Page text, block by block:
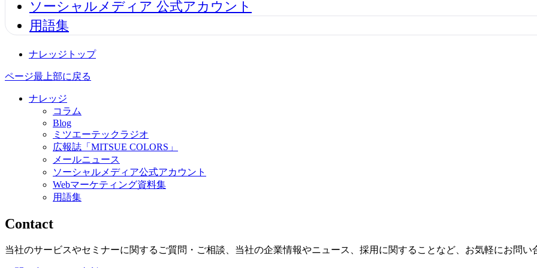
ソーシャルメディア 公式アカウント
用語集
ナレッジトップ
ページ最上部に戻る
ナレッジ
コラム
Blog
ミツエーテックラジオ
広報誌「MITSUE COLORS」
メールニュース
ソーシャルメディア公式アカウント
Webマーケティング資料集
用語集
Contact
当社のサービスやセミナーに関するご質問・ご相談、当社の企業情報やニュース、採用に関することなど、お気軽にお問い